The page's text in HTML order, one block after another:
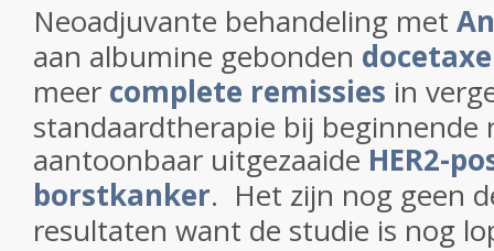
Neoadjuvante behandeling met
aan albumine gebonden
meer complete remissies in
standaardtherapie bij beginnende
aantoonbaar uitgezaaide HER2-
borstkanker. Het zijn nog geen
resultaten want de studie is nog